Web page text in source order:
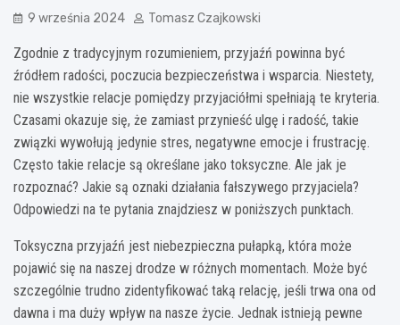
9 września 2024 Tomasz Czajkowski
Zgodnie z tradycyjnym rozumieniem, przyjaźń powinna być
źródłem radości, poczucia bezpieczeństwa i wsparcia. Niestety,
nie wszystkie relacje pomiędzy przyjaciółmi spełniają te kryteria.
Czasami okazuje się, że zamiast przynieść ulgę i radość, takie
związki wywołują jedynie stres, negatywne emocje i frustrację.
Często takie relacje są określane jako toksyczne. Ale jak je
rozpoznać? Jakie są oznaki działania fałszywego przyjaciela?
Odpowiedzi na te pytania znajdziesz w poniższych punktach.
Toksyczna przyjaźń jest niebezpieczna pułapką, która może
pojawić się na naszej drodze w różnych momentach. Może być
szczególnie trudno zidentyfikować taką relację, jeśli trwa ona od
dawna i ma duży wpływ na nasze życie. Jednak istnieją pewne